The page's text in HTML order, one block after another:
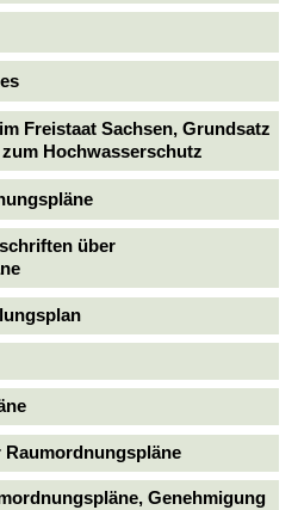
Freistaat Sachsen, Grundsatz
Hochwasserschutz
über
Raumordnungspläne
Genehmigung